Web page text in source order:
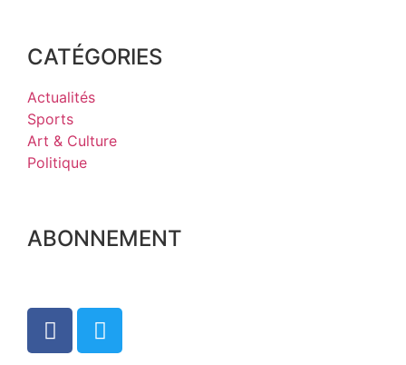
CATÉGORIES
Actualités
Sports
Art & Culture
Politique
ABONNEMENT